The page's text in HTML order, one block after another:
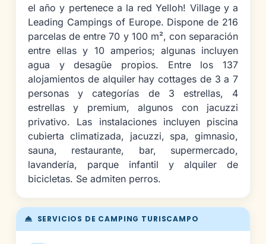
SERVICIOS DE CAMPING TURISCAMPO
el año y pertenece a la red Yelloh! Village y a
Leading Campings of Europe. Dispone de 216
parcelas de entre 70 y 100 m², con separación
entre ellas y 10 amperios; algunas incluyen
agua y desagüe propios. Entre los 137
alojamientos de alquiler hay cottages de 3 a 7
personas y categorías de 3 estrellas, 4
estrellas y premium, algunos con jacuzzi
privativo. Las instalaciones incluyen piscina
cubierta climatizada, jacuzzi, spa, gimnasio,
sauna, restaurante, bar, supermercado,
lavandería, parque infantil y alquiler de
bicicletas. Se admiten perros.